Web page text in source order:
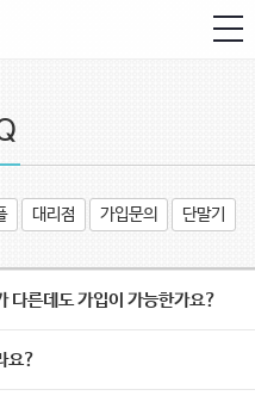
대리점 가입문의 단말기
다른데도 가입이 가능한가요?
요?